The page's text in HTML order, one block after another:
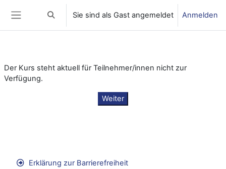
Website-Übersicht
Sucheingabe umschalten
Sie sind als Gast angemeldet Anmelden
Der Kurs steht aktuell für Teilnehmer/innen nicht zur
Verfügung.
Weiter
Erklärung zur Barrierefreiheit